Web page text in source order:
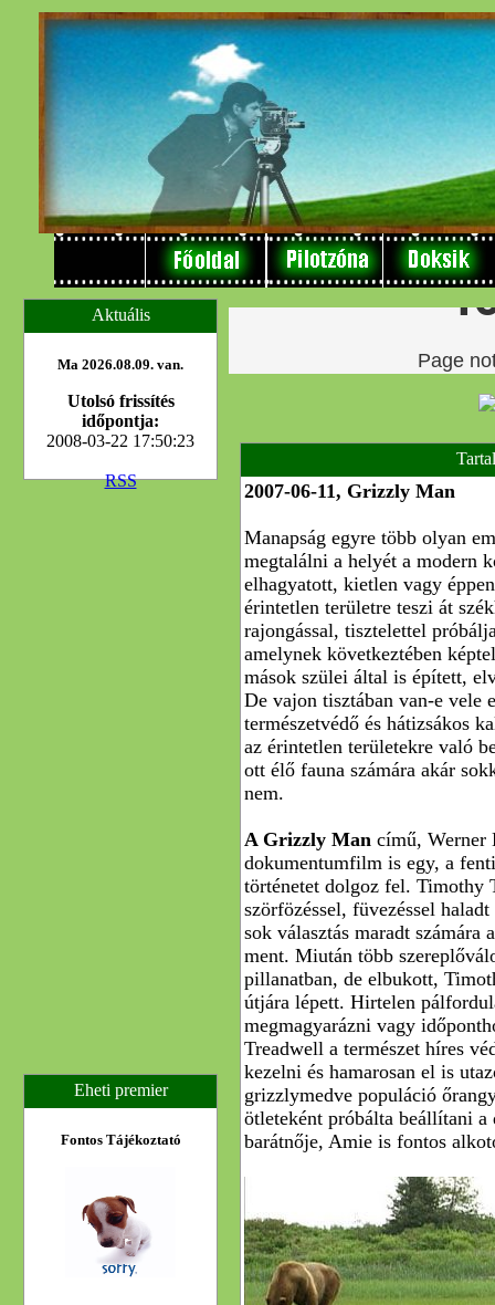
Aktuális
Ma 2026.08.09. van.
Utolsó frissítés
időpontja:
2008-03-22 17:50:23
RSS 2007-06-11, Grizzly Man
Manapság egyre több olyan
megtalálni a helyét a modern
elhagyatott, kietlen vagy
érintetlen területre teszi át
rajongással, tisztelettel
amelynek következtében
mások szülei által is épített,
De vajon tisztában van-e vele
természetvédő és hátizsákos
az érintetlen területekre való
ott élő fauna számára akár
nem.
A Grizzly Man című, Werner
dokumentumfilm is egy, a
történetet dolgoz fel. Timothy
szörfözéssel, füvezéssel
sok választás maradt
ment. Miután több
pillanatban, de elbukott,
útjára lépett. Hirtelen
megmagyarázni vagy
Treadwell a természet híres
kezelni és hamarosan el is
grizzlymedve populáció
ötleteként próbálta beállítani
barátnője, Amie is fontos
Eheti premier
Fontos Tájékoztató